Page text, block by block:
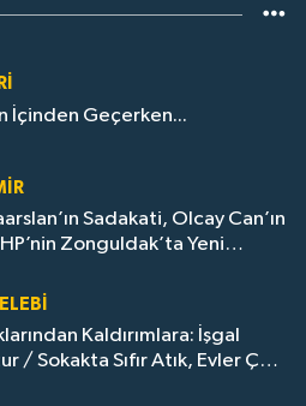
İçinden Geçerken...
Sadakati, Olcay Can’ın
Zonguldak’ta Yeni
Kaldırımlara: İşgal
/ Sokakta Sıfır Atık, Evler Çöp